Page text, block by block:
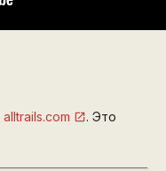
alltrails.com
. Это